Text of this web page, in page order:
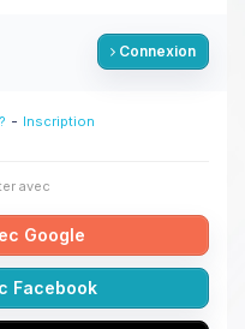
Connexion
- Inscription
avec
Google
Facebook